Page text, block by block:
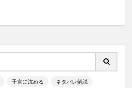
子宮に沈める
ネタバレ解説